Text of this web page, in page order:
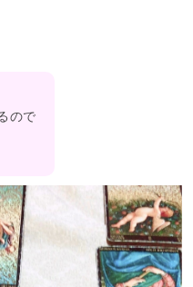
ので